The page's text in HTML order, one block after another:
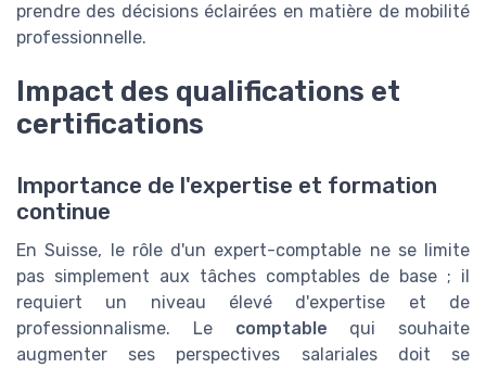
prendre des décisions éclairées en matière de mobilité
professionnelle.
Impact des qualifications et
certifications
Importance de l'expertise et formation
continue
En Suisse, le rôle d'un expert-comptable ne se limite
pas simplement aux tâches comptables de base ; il
requiert un niveau élevé d'expertise et de
professionnalisme. Le comptable qui souhaite
augmenter ses perspectives salariales doit se